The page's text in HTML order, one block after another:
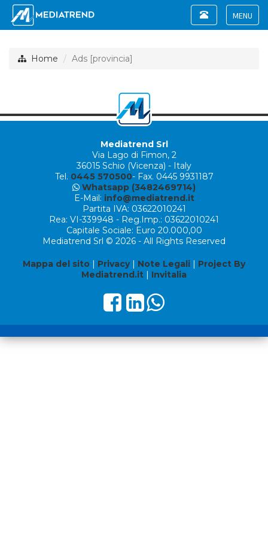
Toggle
Toggle
navigation
Home Ads [provincia]
Mediatrend Srl
Via Lago di Fimon, 2
36015 Schio (Vicenza) - Italy
Tel. 0445 570500- Fax. 0445 9931187
Whatsapp (3482469714)
E-Mail: info@mediatrend.it
Partita IVA: 03622010241
Rea: VI-339948 - Reg.Imp.: 03622010241
Capitale Sociale: Euro 20.000,00
Mediatrend Srl © 2026 - All Rights Reserved
Mappa del sito | Privacy| Note Legali | Project By
Mediatrend.it | Invitalia